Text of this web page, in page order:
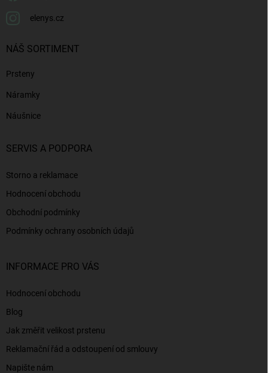
elenys.cz
NÁŠ SORTIMENT
Prsteny
Náramky
Náušnice
SERVIS A PODPORA
Storno a reklamace
Hodnocení obchodu
Obchodní podmínky
Podmínky ochrany osobních údajů
INFORMACE PRO VÁS
Hodnocení obchodu
Blog
Jak změřit velikost prstenu
Reklamační řád a odstoupení od smlouvy
Napište nám